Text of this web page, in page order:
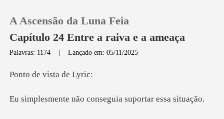
Loja
A Ascensão da Luna Feia
Capítulo 24 Entre a raiva e a ameaça
Palavras: 1174 |Lançado em: 05/11/2025
vista d
o conseguia suport